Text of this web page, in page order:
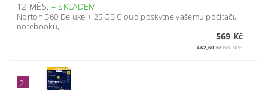
12 MĚS. –SKLADEM
Norton 360 Deluxe + 25 GB Cloud poskytne vašemu počítači,
notebooku,...
569 Kč
462,60 Kč bez DPH
2.